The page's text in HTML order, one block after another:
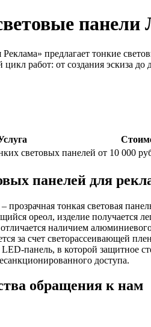
панели
предлагает тонкие
цикл работ: от создания эскиза
световых панелей от 10 000
панелей для
прозрачная тонкая световая
ореол, изделие получается
наличием
за счет светорассеивающей
панель, в которой защитное
доступа.
обращения к нам